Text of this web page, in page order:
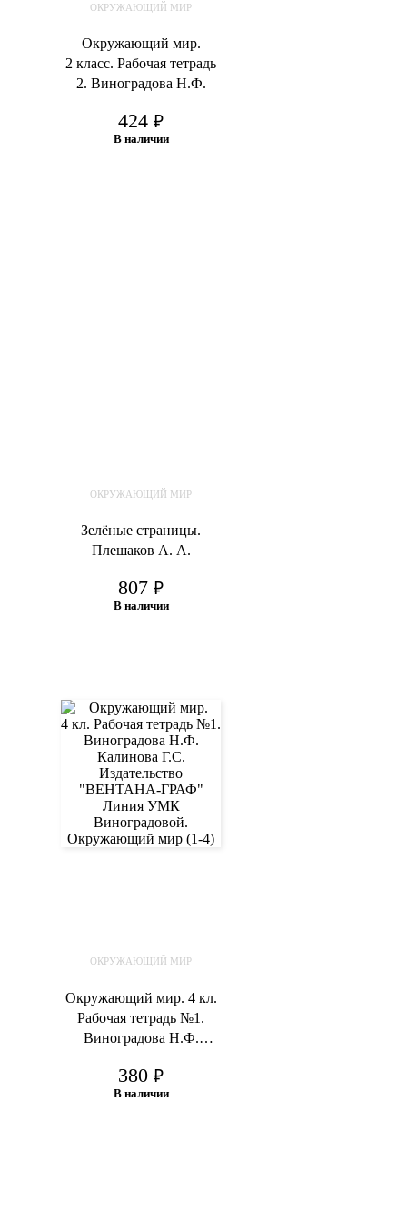
ОКРУЖАЮЩИЙ МИР
Окружающий мир.
2 класс. Рабочая тетрадь
2. Виноградова Н.Ф.
424 ₽
В наличии
ОКРУЖАЮЩИЙ МИР
Зелёные страницы.
Плешаков А. А.
807 ₽
В наличии
ОКРУЖАЮЩИЙ МИР
Окружающий мир. 4 кл.
Рабочая тетрадь №1.
Виноградова Н.Ф.
380 ₽
В наличии